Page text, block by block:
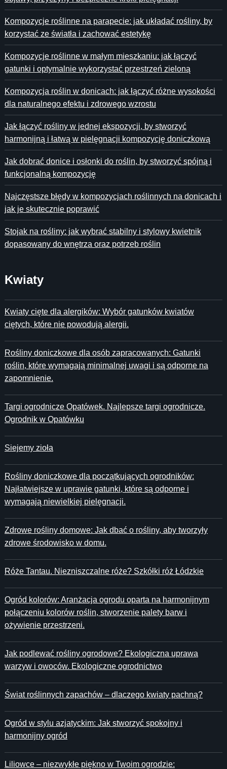
Kompozycje roślinne na parapecie: jak układać rośliny, by
korzystać ze światła i zachować estetykę
Kompozycje roślinne w małym mieszkaniu: jak łączyć
gatunki i optymalnie wykorzystać przestrzeń zieloną
Kompozycja roślin w donicach: jak łączyć różne wysokości
dla naturalnego efektu i zdrowego wzrostu
Jak łączyć rośliny w jednej ekspozycji, by stworzyć
harmonijną i łatwą w pielęgnacji kompozycję doniczkową
Jak dobrać donice i osłonki do roślin, by stworzyć spójną i
funkcjonalną kompozycję
Najczęstsze błędy w kompozycjach roślinnych na donicach i
jak je skutecznie poprawić
Stojak na rośliny: jak wybrać stabilny i stylowy kwietnik
dopasowany do wnętrza oraz potrzeb roślin
Kwiaty
Kwiaty cięte dla alergików: Wybór gatunków kwiatów
ciętych, które nie powodują alergii.
Rośliny doniczkowe dla osób zapracowanych: Gatunki
roślin, które wymagają minimalnej uwagi i są odporne na
zapomnienie.
Targi ogrodnicze Opatówek. Najlepsze targi ogrodnicze.
Ogrodnik w Opatówku
Siejemy zioła
Rośliny doniczkowe dla początkujących ogrodników:
Najłatwiejsze w uprawie gatunki, które są odporne i
wymagają niewielkiej pielęgnacji.
Zdrowe rośliny domowe: Jak dbać o rośliny, aby tworzyły
zdrowe środowisko w domu.
Róże Tantau. Niezniszczalne róże? Szkółki róż Łódzkie
Ogród kolorów: Aranżacja ogrodu oparta na harmonijnym
połączeniu kolorów roślin, stworzenie palety barw i
ożywienie przestrzeni.
Jak podlewać rośliny ogrodowe? Ekologiczna uprawa
warzyw i owoców. Ekologiczne ogrodnictwo
Świat roślinnych zapachów – dlaczego kwiaty pachną?
Ogród w stylu azjatyckim: Jak stworzyć spokojny i
harmonijny ogród
Liliowce – niezwykłe piękno w Twoim ogrodzie: